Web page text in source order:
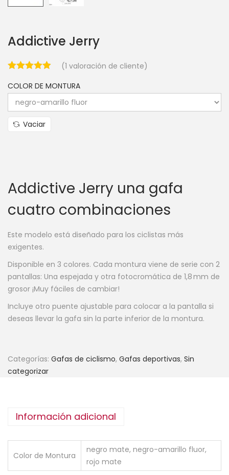
Addictive Jerry
(1 valoración de cliente)
COLOR DE MONTURA
Vaciar
Addictive Jerry una gafa
cuatro combinaciones
Este modelo está diseñado para los ciclistas más
exigentes.
Disponible en 3 colores. Cada montura viene de serie con 2
pantallas: Una espejada y otra fotocromática de 1,8 mm de
grosor ¡Muy fáciles de cambiar!
Incluye otro puente ajustable para colocar a la pantalla si
deseas llevar la gafa sin la parte inferior de la montura.
Categorías: Gafas de ciclismo, Gafas deportivas, Sin
categorizar
Información adicional
Color de Montura
negro mate, negro-amarillo fluor,
rojo mate